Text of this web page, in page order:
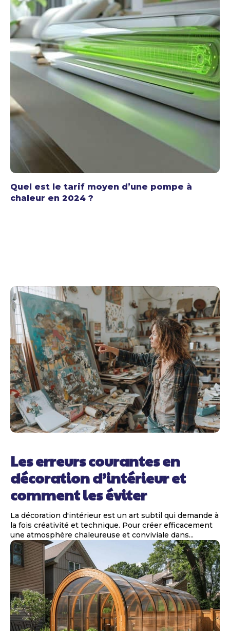
Quel est le tarif moyen d’une pompe à
chaleur en 2024 ?
Les erreurs courantes en
décoration d’intérieur et
comment les éviter
La décoration d'intérieur est un art subtil qui demande à
la fois créativité et technique. Pour créer efficacement
une atmosphère chaleureuse et conviviale dans...